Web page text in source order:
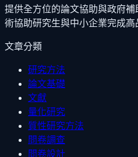
提供全方位的論文協助與政府
術協助研究生與中小企業完成高
文章分類
研究方法
論文基礎
文獻
量化研究
質性研究方法
問卷調查
問卷設計